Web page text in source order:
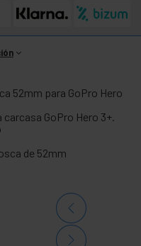
52mm para GoPro Hero
GoPro Hero 3+.
de 52mm